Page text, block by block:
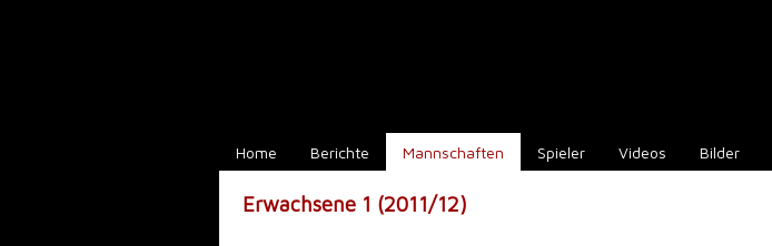
Home Berichte Mannschaften Spieler Videos Bilder
Erwachsene 1 (2011/12)